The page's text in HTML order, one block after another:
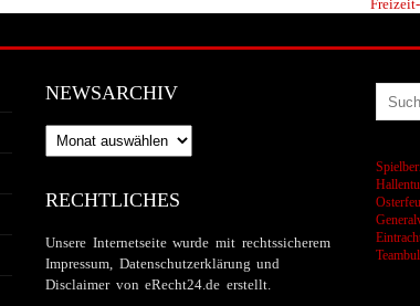
NEWSARCHIV
Newsarchiv
RECHTLICHES
Unsere Internetseite wurde mit rechtssicherem
Impressum, Datenschutzerklärung und
Disclaimer von eRecht24.de erstellt.